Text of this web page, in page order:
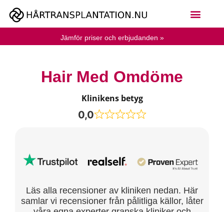
Jämför priser och erbjudanden »
Hair Med Omdöme
Klinikens betyg
0,0
Läs alla recensioner av kliniken nedan. Här
samlar vi recensioner från pålitliga källor, låter